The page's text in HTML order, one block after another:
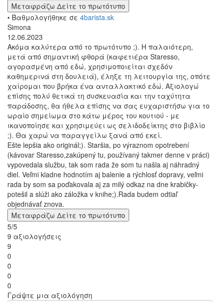
Μεταφράζω Δείτε το πρωτότυπο
• Βαθμολογήθηκε σε 4barista.sk
Simona
12.06.2023
Ακόμα καλύτερα από το πρωτότυπο ;). Η παλαιότερη,
μετά από σημαντική φθορά (καφετιέρα Staresso,
αγορασμένη από εδώ, χρησιμοποιείται σχεδόν
καθημερινά στη δουλειά), έληξε τη λειτουργία της, οπότε
χαίρομαι που βρήκα ένα ανταλλακτικό εδώ. Αξιολογώ
επίσης πολύ θετικά τη συσκευασία και την ταχύτητα
παράδοσης, θα ήθελα επίσης να σας ευχαριστήσω για το
ωραίο σημείωμα στο κάτω μέρος του κουτιού - με
ικανοποίησε και χρησιμεύει ως σελιδοδείκτης στο βιβλίο
;). Θα χαρώ να παραγγείλω ξανά από εκεί.
Ešte lepšia ako originál;). Staršia, po výraznom opotrebení
(kávovar Staresso,zakúpený tu, používaný takmer denne v práci)
vypovedala službu, tak som rada že som tu našla aj náhradný
diel. Veľmi kladne hodnotím aj balenie a rýchlosť dopravy, veľmi
rada by som sa poďakovala aj za milý odkaz na dne krabičky-
potešil a slúži ako záložka v knihe;).Rada budem odtiaľ
objednávať znova.
Μεταφράζω Δείτε το πρωτότυπο
5/5
9 αξιολογήσεις
9
0
0
0
0
Γράψτε μια αξιολόγηση